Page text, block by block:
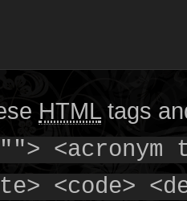
HTML tags
<acronym
<code>